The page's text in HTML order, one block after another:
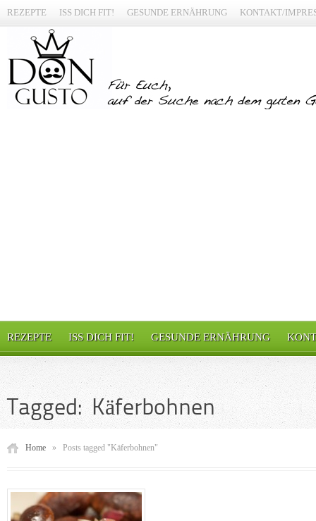
REZEPTE ISS DICH FIT! GESUNDE ERNÄHRUNG KONTAKT/
REZEPTE ISS DICH FIT! GESUNDE ERNÄHRUNG
Tagged: Käferbohnen
Home » Posts tagged "Käferbohnen"